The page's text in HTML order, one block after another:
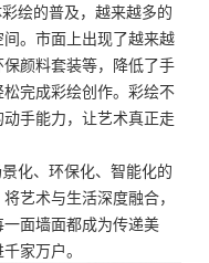
绘的普及，越来越多的
。市面上出现了越来越
颜料套装等，降低了手
完成彩绘创作。彩绘不
手能力，让艺术真正走
化、环保化、智能化的
艺术与生活深度融合，
面墙面都成为传递美
家万户。